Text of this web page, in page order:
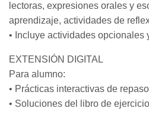
lectoras, expresiones orales y
aprendizaje, actividades de
• Incluye actividades opcionales
EXTENSIÓN DIGITAL
Para alumno:
• Prácticas interactivas de
• Soluciones del libro de